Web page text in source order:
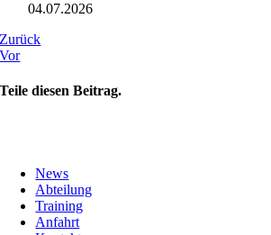
04.07.2026
Zurück
Vor
Teile diesen Beitrag.
News
Abteilung
Training
Anfahrt